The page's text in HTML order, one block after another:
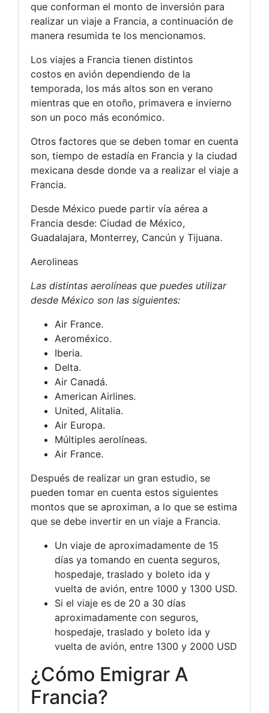
que conforman el monto de inversión para
realizar un viaje a Francia, a continuación de
manera resumida te los mencionamos.
Los viajes a Francia tienen distintos
costos en avión dependiendo de la
temporada, los más altos son en verano
mientras que en otoño, primavera e invierno
son un poco más económico.
Otros factores que se deben tomar en cuenta
son, tiempo de estadía en Francia y la ciudad
mexicana desde donde va a realizar el viaje a
Francia.
Desde México puede partir vía aérea a
Francia desde: Ciudad de México,
Guadalajara, Monterrey, Cancún y Tijuana.
Aerolineas
Las distintas aerolíneas que puedes utilizar
desde México son las siguientes:
Air France.
Aeroméxico.
Iberia.
Delta.
Air Canadá.
American Airlines.
United, Alitalia.
Air Europa.
Múltiples aerolíneas.
Air France.
Después de realizar un gran estudio, se
pueden tomar en cuenta estos siguientes
montos que se aproximan, a lo que se estima
que se debe invertir en un viaje a Francia.
Un viaje de aproximadamente de 15
días ya tomando en cuenta seguros,
hospedaje, traslado y boleto ida y
vuelta de avión, entre 1000 y 1300 USD.
Si el viaje es de 20 a 30 días
aproximadamente con seguros,
hospedaje, traslado y boleto ida y
vuelta de avión, entre 1300 y 2000 USD
¿Cómo Emigrar A
Francia?